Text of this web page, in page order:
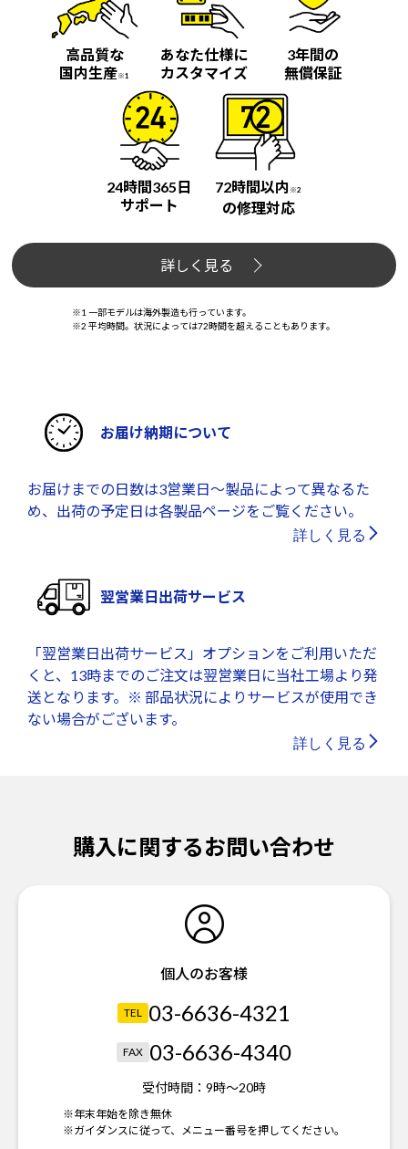
高品質な
国内生産※1
あなた仕様に
カスタマイズ
3年間の
無償保証
24時間365日
サポート
72時間以内 ※2
の修理対応
詳しく見る
※1 一部モデルは海外製造も行っています。
※2 平均時間。状況によっては72時間を超えることもあります。
お届け納期について
お届けまでの日数は3営業日～製品によって異なるた
め、出荷の予定日は各製品ページをご覧ください。
詳しく見る
翌営業日出荷サービス
「翌営業日出荷サービス」オプションをご利用いただ
くと、13時までのご注文は翌営業日に当社工場より発
送となります。※ 部品状況によりサービスが使用でき
ない場合がございます。
詳しく見る
購入に関するお問い合わせ
個人のお客様
TEL 03-6636-4321
FAX 03-6636-4340
受付時間： 9時～20時
※年末年始を除き無休
※ガイダンスに従って、メニュー番号を押してください。